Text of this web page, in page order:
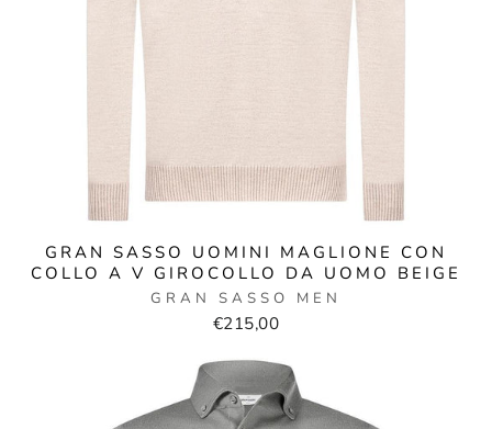
GRAN SASSO UOMINI MAGLIONE CON
COLLO A V GIROCOLLO DA UOMO BEIGE
GRAN SASSO MEN
€215,00